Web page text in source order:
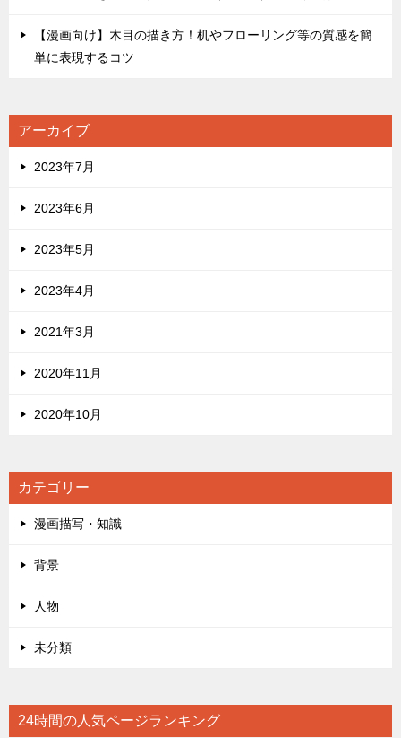
【漫画向け】木目の描き方！机やフローリング等の質感を簡
単に表現するコツ
アーカイブ
2023年7月
2023年6月
2023年5月
2023年4月
2021年3月
2020年11月
2020年10月
カテゴリー
漫画描写・知識
背景
人物
未分類
24時間の人気ページランキング